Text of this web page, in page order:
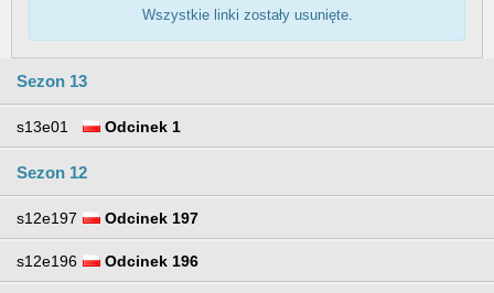
Wszystkie linki zostały usunięte.
Sezon 13
s13e01 Odcinek 1
Sezon 12
s12e197 Odcinek 197
s12e196 Odcinek 196